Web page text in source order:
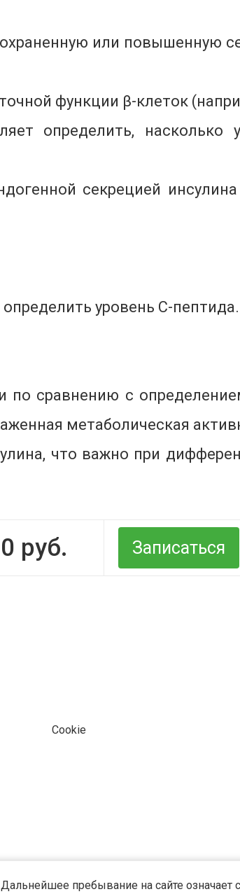
или повышенную
функции β-клеток
определить, насколько
секрецией
уровень С-пептида.
сравнению с
метаболическая
что важно при
руб. Записаться
Cookie
пребывание на сайте означает